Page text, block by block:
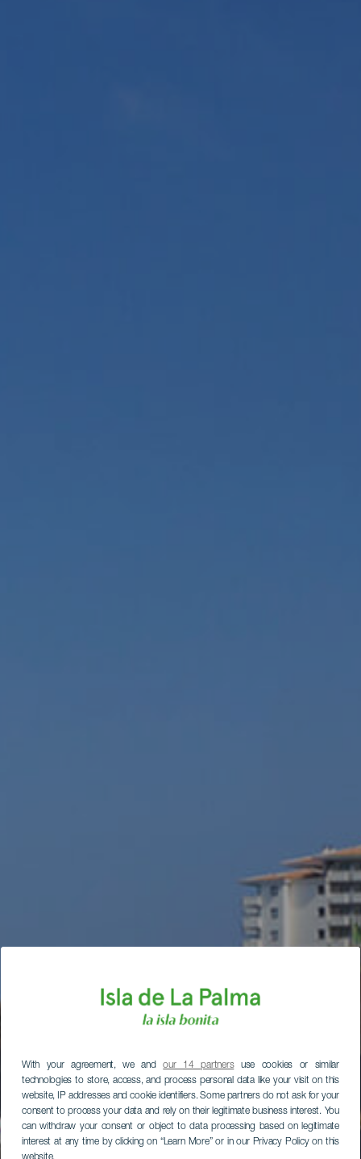
With your agreement, we andour 14 partnersuse cookies or similar
technologies to store, access, and process personal data like your visit on this
website, IP addresses and cookie identifiers. Some partners do not ask for your
consent to process your data and rely on their legitimate business interest. You
can withdraw your consent or object to data processing based on legitimate
interest at any time by clicking on “Learn More” or in our Privacy Policy on this